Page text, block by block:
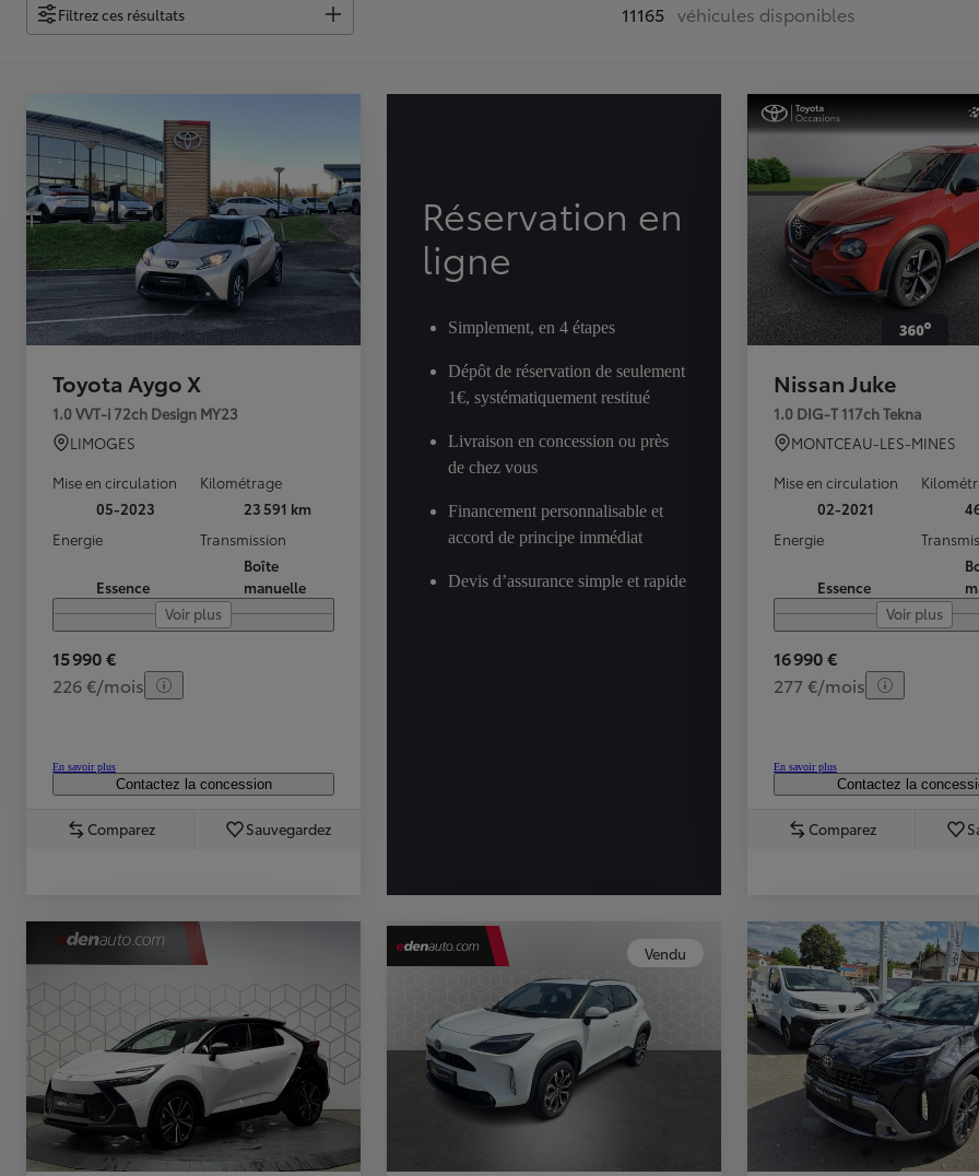
TOYOTA C-HR
HYBRIDE OU HYBRIDE RECHARGEABLE
Filtrez ces résultats 11165 véhicules disponibles
Toyota Aygo X
1.0 VVT-i 72ch Design MY23
LIMOGES
Mise en circulation
05-2023
Kilométrage
23 591 km
Energie
Essence
Transmission
Boîte
manuelle
Voir plus
15 990 €
226 €/mois
En savoir plus
Contactez la concession
Comparez Sauvegardez
Réservation en
ligne
Simplement, en 4 étapes
Dépôt de réservation de seulement
1€, systématiquement restitué
Livraison en concession ou près
de chez vous
Financement personnalisable et
accord de principe immédiat
Devis d’assurance simple et rapide
Nissan Juke
1.0 DIG-T 117ch Tekna
MONTCEAU-LES-MINES
Mise en circulation
02-2021
Energie
Essence
Voir plus
16 990 €
277 €/mois
En savoir plus
Contactez la
Comparez
Vendu